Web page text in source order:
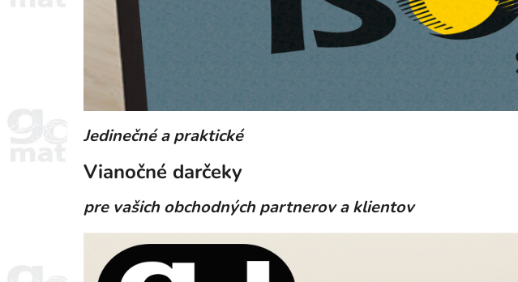
Jedinečné a praktické
Vianočné darčeky
pre vašich obchodných partnerov a klientov